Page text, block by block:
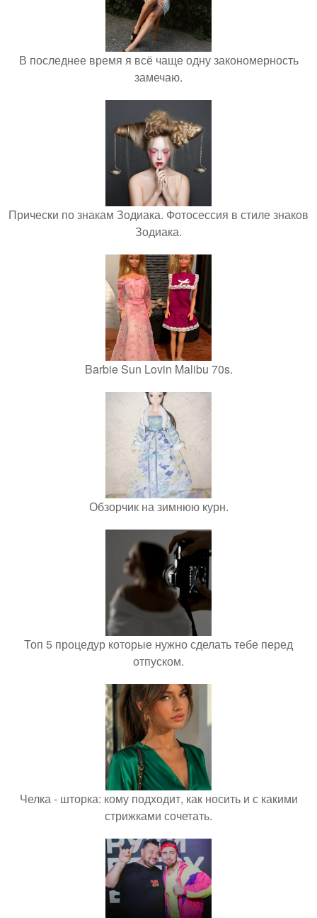
В последнее время я всё чаще одну закономерность
замечаю.
Прически по знакам Зодиака. Фотосессия в стиле знаков
Зодиака.
Barbie Sun Lovin Malibu 70s.
Обзорчик на зимнюю курн.
Топ 5 процедур которые нужно сделать тебе перед
отпуском.
Челка - шторка: кому подходит, как носить и с какими
стрижками сочетать.